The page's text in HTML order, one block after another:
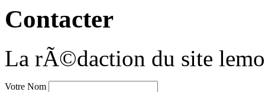
Contacter
La rÃ©daction du site
Votre Nom